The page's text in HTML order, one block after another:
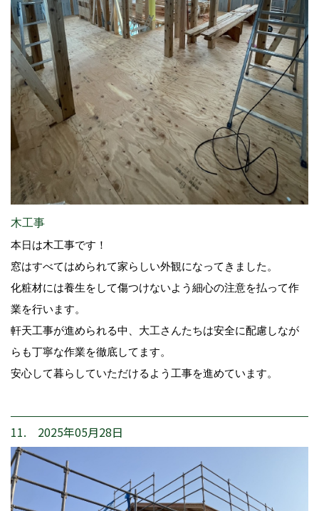
木工事
本日は木工事です！
窓はすべてはめられて家らしい外観になってきました。
化粧材には養生をして傷つけないよう細心の注意を払って作
業を行います。
軒天工事が進められる中、大工さんたちは安全に配慮しなが
らも丁寧な作業を徹底してます。
安心して暮らしていただけるよう工事を進めています。
11. 2025年05月28日